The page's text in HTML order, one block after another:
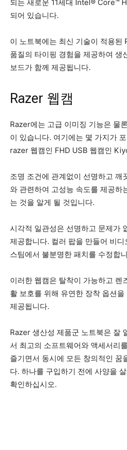
되는 새로운 11세대 Intel® Core™
되어 있습니다.
이 노트북에는 최신 기술이 적용된
품질의 타이핑 경험을 제공하여 생
보드가 함께 제공됩니다.
Razer 웹캠
Razer에는 고급 이미징 기능은 물
이 있습니다. 여기에는 몇 가지가
razer 웹캠인 FHD USB 웹캠인
조명 조건에 관계없이 선명하고 깨
와 관련하여 고성능 속도를 제공하
는 것을 알게 될 것입니다.
시각적 일관성은 선명하고 문제가
제공합니다. 컬러 팝을 만들어 비
스팀에서 불분명한 패치를 수정합
이러한 웹캠은 탈착이 가능하고 렌
활 보호를 위해 유연한 장착 옵션
제공됩니다.
Razer 생산성 제품군 노트북은 잘
서 최고의 소프트웨어와 액세서리
즐기면서 동시에 모든 창의적인 꿈
다. 하나를 구입하기 전에 사양을
확인하십시오.